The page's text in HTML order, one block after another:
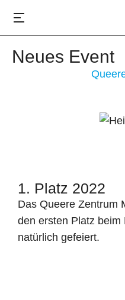
Neues Event
1. Platz 2022
Das Queere Zentrum
den ersten Platz
natürlich gefeiert.